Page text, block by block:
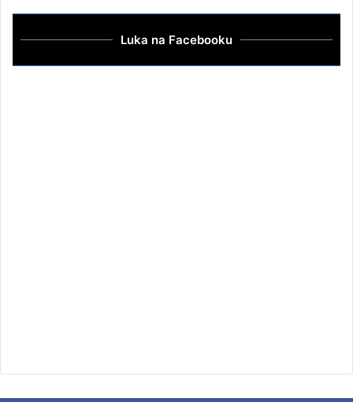
Luka na Facebooku